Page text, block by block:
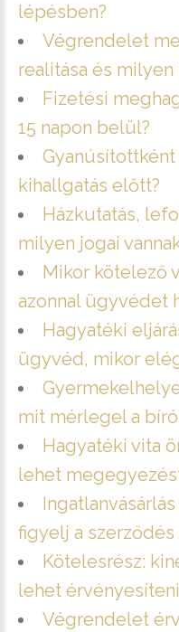
lépésben?
Végrendelet
realitása és
Fizetési
15 napon belül?
kihallgatás előtt?
Házkutatás,
milyen jogai
Mikor kötelező
azonnal ügyvédet
Hagyatéki
ügyvéd, mikor
mit mérlegel a
Hagyatéki vita
lehet
figyelj a
Kötelesrész:
lehet
Végrendelet